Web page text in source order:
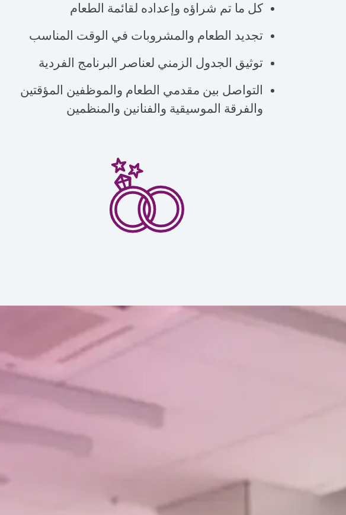
كل ما تم شراؤه وإعداده لقائمة الطعام
تجديد الطعام والمشروبات في الوقت المناسب
توثيق الجدول الزمني لعناصر البرنامج الفردية
التواصل بين مقدمي الطعام والموظفين المؤقتين
والفرقة الموسيقية والفنانين والمنظمين